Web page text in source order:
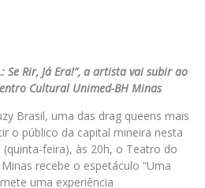
Se Rir, Já Era!”, a artista vai subir ao
Cultural Unimed-BH Minas
Brasil, uma das drag queens mais
o público da capital mineira nesta
feira), às 20h, o Teatro do
recebe o espetáculo “Uma
uma experiência